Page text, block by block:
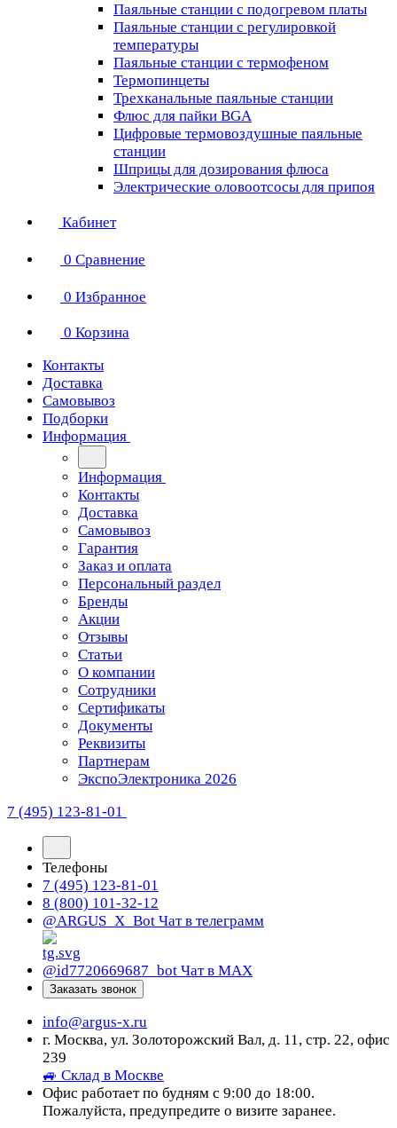
Паяльные станции с подогревом платы
Паяльные станции с регулировкой
температуры
Паяльные станции с термофеном
Термопинцеты
Трехканальные паяльные станции
Флюс для пайки BGA
Цифровые термовоздушные паяльные
станции
Шприцы для дозирования флюса
Электрические оловоотсосы для припоя
Кабинет
0 Сравнение
0 Избранное
0 Корзина
Контакты
Доставка
Самовывоз
Подборки
Информация
Информация
Контакты
Доставка
Самовывоз
Гарантия
Заказ и оплата
Персональный раздел
Бренды
Акции
Отзывы
Статьи
О компании
Сотрудники
Сертификаты
Документы
Реквизиты
Партнерам
ЭкспоЭлектроника 2026
7 (495) 123-81-01
Телефоны
7 (495) 123-81-01
8 (800) 101-32-12
@ARGUS_X_Bot Чат в телеграмм
@id7720669687_bot Чат в МАХ
Заказать звонок
info@argus-x.ru
г. Москва, ул. Золоторожский Вал, д. 11, стр. 22, офис
239
🚙 Склад в Москве
Офис работает по будням с 9:00 до 18:00.
Пожалуйста, предупредите о визите заранее.